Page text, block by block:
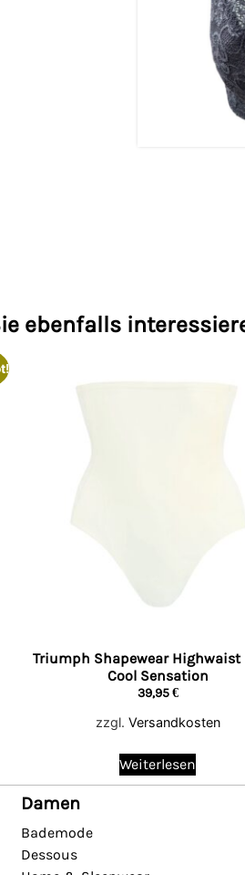
ebenfalls
Triumph Shapewear Highwaist
Cool Sensation
39,95€
zzgl. Versandkosten
Weiterlesen
Damen
Bademode
Dessous